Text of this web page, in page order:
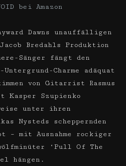
bei Amazon
Dawns unauffälligen
Bredahls Produktion
Sänger fängt den
Charme adäquat
von Gitarrist Rasmus
Kasper Szupienko
unter ihren
Nysteds scheppernden
– mit Ausnahme rockiger
‘Pull Of The
hängen.